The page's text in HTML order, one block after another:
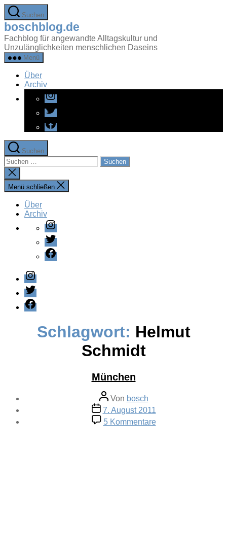
Zum
Inhalt
springen
Suchen
boschblog.de
Fachblog für angewandte Alltagskultur und
Unzulänglichkeiten menschlichen Daseins
Menü
Über
Archiv
Instagram
Twitter
Facebook
Suchen
Suchen
nach:
Suche
schließen
Menü schließen
Über
Archiv
Instagram
Twitter
Facebook
Instagram
Twitter
Facebook
Schlagwort: Helmut
Schmidt
München
Beitragsautor
Von bosch
Veröffentlichungsdatum
7. August 2011
5 Kommentarezu
München